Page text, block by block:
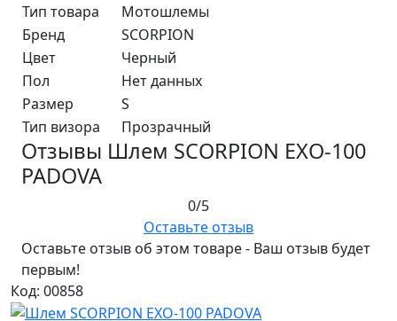
Тип товара
Мотошлемы
Бренд
SCORPION
Цвет
Черный
Пол
Нет данных
Размер
S
Тип визора
Прозрачный
Отзывы Шлем SCORPION EXO-100
PADOVA
0/5
Оставьте отзыв
Оставьте отзыв об этом товаре - Ваш отзыв будет
первым!
Код: 00858